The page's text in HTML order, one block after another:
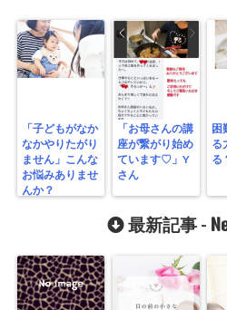
「子どもがなか
なかやりたがり
ません」こんな
お悩みありませ
んか？
「お母さんの講
座が繋がり始め
ています♡」Y
さん
困
る
る
最新記事 -